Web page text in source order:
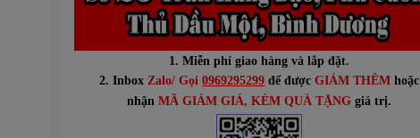
1. Miễn phí giao hàng và lắp đặt.
2. InboxZalo/ Gọi0969295299 để đượcGIẢM THÊM hoặc
nhận MÃ GIẢM GIÁ, KÈM QUÀ TẶNG giá trị.